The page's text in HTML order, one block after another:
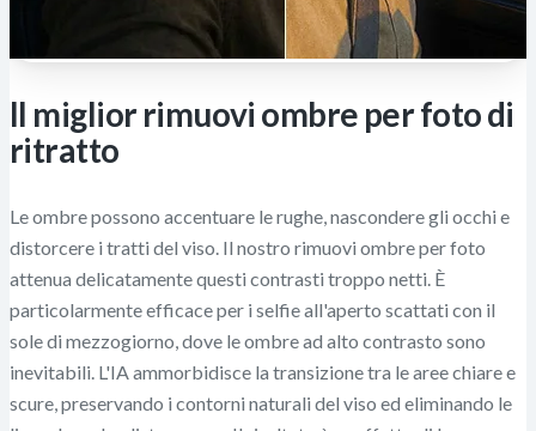
Il miglior rimuovi ombre per foto di
ritratto
Le ombre possono accentuare le rughe, nascondere gli occhi e
distorcere i tratti del viso. Il nostro rimuovi ombre per foto
attenua delicatamente questi contrasti troppo netti. È
particolarmente efficace per i selfie all'aperto scattati con il
sole di mezzogiorno, dove le ombre ad alto contrasto sono
inevitabili. L'IA ammorbidisce la transizione tra le aree chiare e
scure, preservando i contorni naturali del viso ed eliminando le